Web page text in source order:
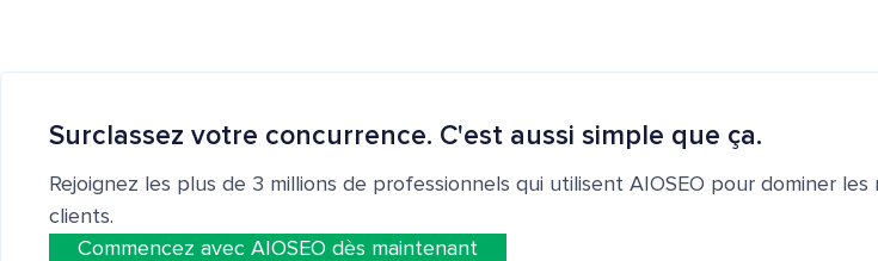
Surclassez votre concurrence. C'est aussi simple que ça.
Rejoignez les plus de 3 millions de professionnels qui utilisent AIOSEO pour dominer
clients.
Commencez avec AIOSEO dès maintenant